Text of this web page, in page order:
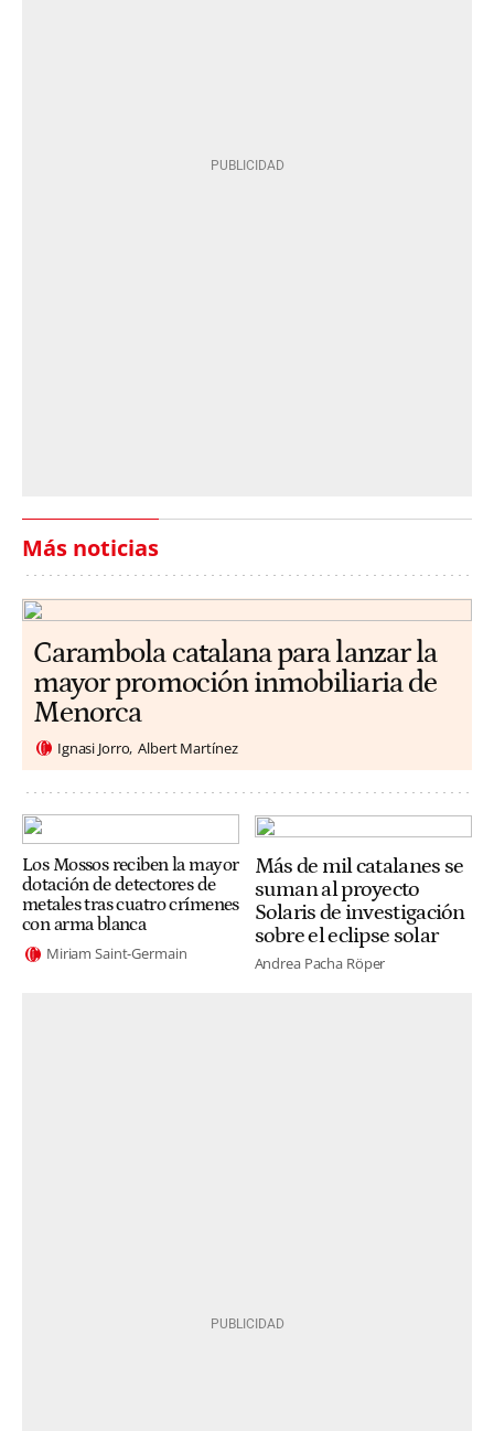
Más noticias
Carambola catalana para lanzar la
mayor promoción inmobiliaria de
Menorca
Ignasi Jorro Albert Martínez
Los Mossos reciben la mayor
dotación de detectores de
metales tras cuatro crímenes
con arma blanca
Miriam Saint-Germain
Más de mil catalanes se
suman al proyecto
Solaris de investigación
sobre el eclipse solar
Andrea Pacha Röper